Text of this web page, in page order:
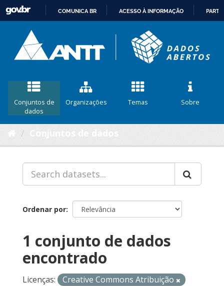
CONTEÚDO
COMUNICA BR ACESSO À INFORMAÇÃO
Conjuntos de
dados
Organizações Temas Sobre
Ordenar por
1 conjunto de dados
encontrado
Licenças:
Creative Commons Atribuição